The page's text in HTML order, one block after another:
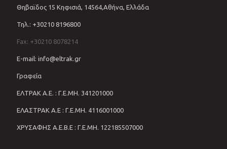
Θηβαϊδος 15 Κηφισιά, 14564,Αθήνα, Ελλάδα
Τηλ.: +30210 8196800
Fax: +30210 8078214
E-mail: info@eltrak.gr
Γραφεία
ΕΛΤΡΑΚ Α.Ε. : Γ.Ε.ΜΗ. 341201000
ΕΛΑΣΤΡΑΚ Α.Ε : Γ.Ε.ΜΗ. 4116001000
ΧΡΥΣΑΦΗΣ Α.Ε.Β.Ε : Γ.Ε.ΜΗ. 122185507000